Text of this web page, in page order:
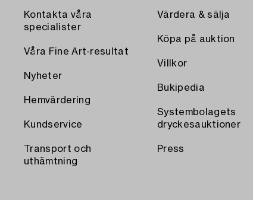
Kontakta våra
specialister
Våra Fine Art-resultat
Nyheter
Hemvärdering
Kundservice
Transport och
uthämtning
Värdera & sälja
Köpa på auktion
Villkor
Bukipedia
Systembolagets
dryckesauktioner
Press